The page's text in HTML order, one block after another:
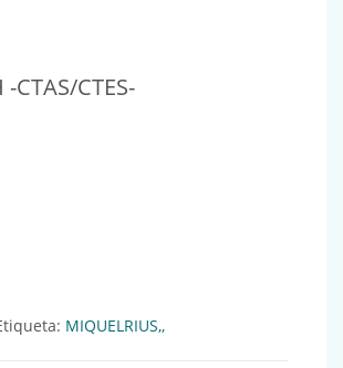
CTAS/CTES-
Ref.: 020310 cantidad
MIQUELRIUS,,